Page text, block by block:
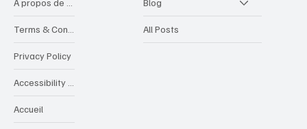
Privacy Policy
Accueil
Blog
All Posts